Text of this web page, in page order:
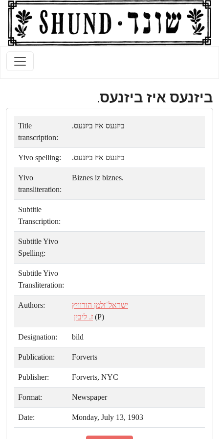
ביזנעס איז ביזנעס.
Title
transcription:
ביזנעס איז ביזנעס.
Yivo spelling: ביזנעס איז ביזנעס.
Yivo
transliteration:
Biznes iz biznes.
Subtitle
Transcription:
Subtitle Yivo
Spelling:
Subtitle Yivo
Transliteration:
Authors:
ישראל־זלמן הורוויץ
ז. ליבין (P)
Designation: bild
Publication: Forverts
Publisher: Forverts, NYC
Format: Newspaper
Date: Monday, July 13, 1903